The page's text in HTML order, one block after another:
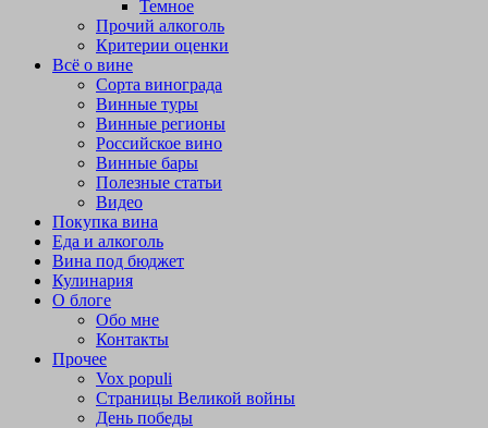
Темное
Прочий алкоголь
Критерии оценки
Всё о вине
Сорта винограда
Винные туры
Винные регионы
Российское вино
Винные бары
Полезные статьи
Видео
Покупка вина
Еда и алкоголь
Вина под бюджет
Кулинария
О блоге
Обо мне
Контакты
Прочее
Vox populi
Страницы Великой войны
День победы